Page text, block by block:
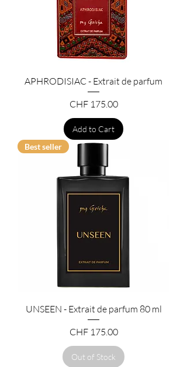
APHRODISIAC - Extrait de parfum
Price
CHF 175.00
Add to Cart
Best seller
UNSEEN - Extrait de parfum 80 ml
Price
CHF 175.00
Out of Stock